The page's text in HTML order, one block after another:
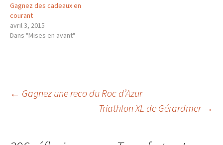
Gagnez des cadeaux en
courant
avril 3, 2015
Dans "Mises en avant"
Navigation
← Gagnez une reco du Roc d’Azur
Triathlon XL de Gérardmer →